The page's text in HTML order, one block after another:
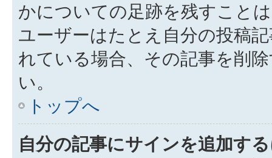
かについての足跡を残すこと
ユーザーはたとえ自分の投稿
れている場合、その記事を削
い。
トップへ
自分の記事にサインを追加す